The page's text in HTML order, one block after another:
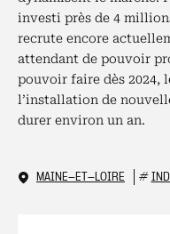
investi près de 4
recrute encore
attendant de pouvoir
pouvoir faire dès 2024,
l’installation de
durer environ un an.
MAINE-ET-LOIRE #